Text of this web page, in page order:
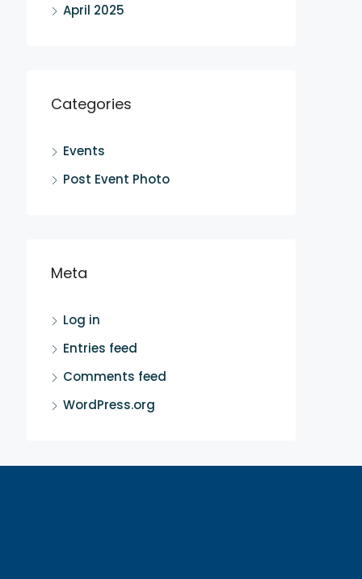
April 2025
Categories
Events
Post Event Photo
Meta
Log in
Entries feed
Comments feed
WordPress.org